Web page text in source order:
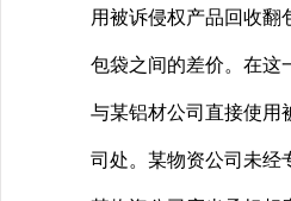
用被诉侵权产品回收
包袋之间的差价。在这
与某铝材公司直接使用
司处。某物资公司未经